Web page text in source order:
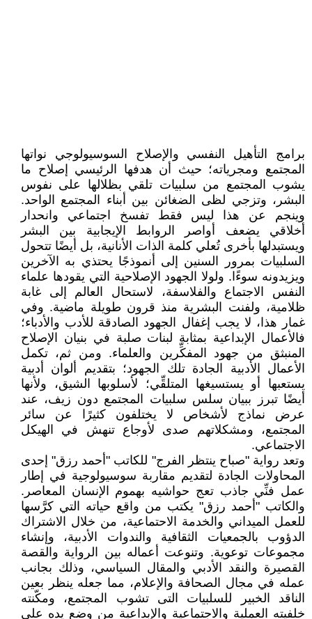
برامج التأهيل النفسي والإصلاح السوسيولوجي نواتها
المجتمع ومجرياته؛ حيث أن هدفها الرئيسي إصلاح ما
يشوب المجتمع من سلبيات تلقي بظلالها على نفوس
البشر، وتزجي لظى الضغائن بين أبناء المجتمع الواحد.
وينجم عن هذا ليس فقط تفسخ اجتماعي وانحدار
أخلاقي يضعف أواصر الروابط الإيجابية بين البشر
ويستبدلها بأخرى تُعلي كلمة الذات الأنانية، بل أيضًا تتحول
السلبيات بمرور السنين إلى أنموذجًا يحتذي به الآخرين
ويزيدونه سوءًا. ولولا الجهود الإصلاحية التي يقودها علماء
النفس الاجتماع والفلاسفة، لاستحال العالم إلى غابة
ظلامية، ولفنت البشرية منذ قرون طويلة ماضية. وفي
غمار هذا، لا يجب إغفال الجهود الصادقة للأدب والأدباء؛
فالأعمال الإبداعية بمثابة لبنات صلبة في بنيان الإصلاح
المنبثق من جهود المفكِّرين والعلماء. ومن ثم، تكمل
الأعمال الأدبية الجادة تلك الجهود؛ بتقديم ألوان أدبية
يستعبها أو يستسيغها المتلقِّي؛ لأسلوبها الشيق، ولأنها
أيضًا تبرز ببيان سلس سلبيات المجتمع دون زيف، عند
عرض نماذج لأشخاص لا يختلفون كثيرًا عن سائر
المجتمع، ومشكلاتهم صدى لأوجاع تنهش في الهيكل
الاجتماعي.
وتعد رواية "صباح ينتظر الفرج" للكاتب "أحمد رزق" إحدى
المحاولات الجادة لتقديم مقاربة سوسيولوجية في إطار
عمل فنِّي جاذب تعج حواشيه بهموم الإنسان المعاصر.
والكاتب "أحمد رزق" يكتب من واقع حياته التي كرَّسها
للعمل الميداني والخدمة الاحتماعية، من خلال الاشتراك
الدؤوب بالجمعيات الثقافية والندوات الأدبية، وإنشاء
مجموعات توعوية. وتنوعت أعماله بين الرواية والقصة
القصيرة والنقد الأدبي والمقال السياسي، وذلك بجانب
عمله في مجال الصحافة والإعلام، مما جعله ينظر بعين
الناقد الخبير للسلبيات التى تشوب المجتمع، ومكّنته
خلفيته العملية والاجتماعية والإبداعية من وضع يده على